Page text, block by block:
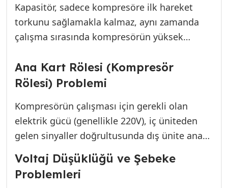
düşmüşse, kompresöre yeterli başlangıç
enerjisini iletemez. Kompresörün sadece
uğultu sesi çıkarıp hemen durması, genellikle
Kapasitör, sadece kompresöre ilk hareket
torkunu sağlamakla kalmaz, aynı zamanda
çalışma sırasında kompresörün yüksek
açısını) optimize eder. Yeni nesil inverter
General klimalarda bu işlevi elektronik kart
hızlı (on/off) klimaların %80’inde
kompresörün devreye girmeme sebebi bu
kritik bileşendir.
Ana Kart Rölesi (Kompresör
Rölesi) Problemi
Kompresörün çalışması için gerekli olan
elektrik gücü (genellikle 220V), iç üniteden
gelen sinyaller doğrultusunda dış ünite ana
kartındaki birRöle (Relay)
açılır. Bu röle, sürekli yüksek akıma maruz
kaldığı için zamanla kontakları yapışabilir,
Voltaj Düşüklüğü ve Şebeke
Problemleri